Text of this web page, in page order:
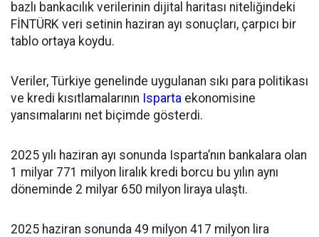
bazlı bankacılık verilerinin dijital haritası niteliğindeki
FİNTÜRK veri setinin haziran ayı sonuçları, çarpıcı bir
tablo ortaya koydu.
Veriler, Türkiye genelinde uygulanan sıkı para politikası
ve kredi kısıtlamalarının Isparta ekonomisine
yansımalarını net biçimde gösterdi.
2025 yılı haziran ayı sonunda Isparta’nın bankalara olan
1 milyar 771 milyon liralık kredi borcu bu yılın aynı
döneminde 2 milyar 650 milyon liraya ulaştı.
2025 haziran sonunda 49 milyon 417 milyon lira